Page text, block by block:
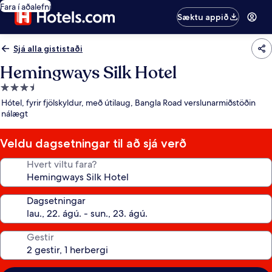
Fara í aðalefni
Sæktu appið
Sjá alla gististaði
Hemingways Silk Hotel
3.5
stjörnu
gististaður
Hótel, fyrir fjölskyldur, með útilaug, Bangla Road verslunarmiðstöðin
nálægt
Veldu dagsetningar til að sjá verð
Hvert viltu fara?
Dagsetningar
Gestir